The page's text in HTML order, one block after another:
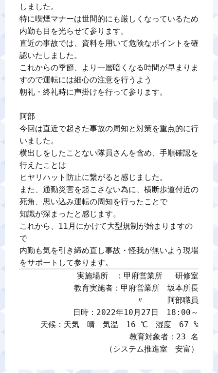
しました。
特に喫煙マナーは世間的にも厳しくなっているため
内勤も目を光らせて参ります。
直近の事故では、資料を用いて危険なポイントを確
認いたしました。
これからの季節、より一層暗くなる時間が早まりま
すので運転には細心の注意を行うよう
朝礼・終礼時に声掛けを行って参ります。
阿部
今回は直近で起きた事故の周知と対策を重点的に行
いました。
横出しをしたことない隊員さんを含め、手順確認を
行えたことは
ヒヤリハット防止に繋がると感じました。
また、通勤災害を起こさない為に、横断歩道付近の
死角、思い込み運転の周知を行ったことで
知識が深まったと感じます。
これから、11月にかけて大型規制が始まりますの
で
内勤も気を引き締め直し事故・怪我が無いよう現場
をサポートして参ります。
実施場所　：甲府営業所　 研修室
教育実施者：甲府営業所　坂本所長
〃　　　阿部職員
日時：2022年10月27日　18:00～
天候：天気　晴　気温　16 ℃　湿度　67 %
教育対象者：23 名
（システム推進室　安富）